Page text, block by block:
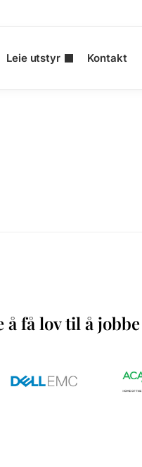
Leie utstyr Kontakt
få lov til å